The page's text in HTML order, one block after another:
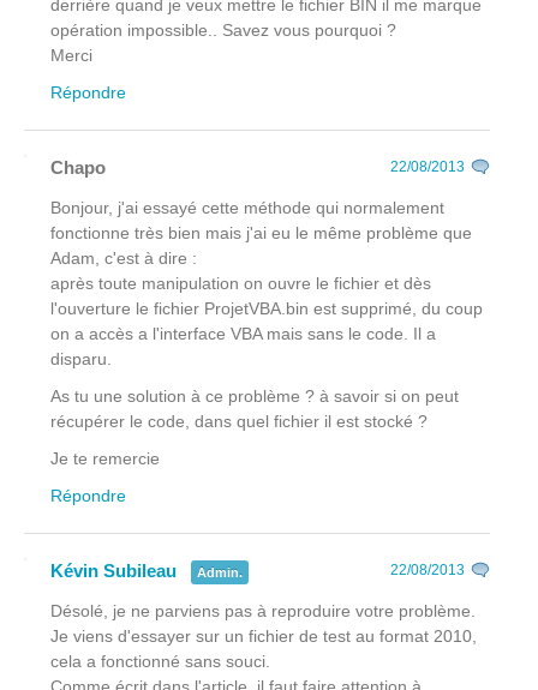
derrière quand je veux mettre le fichier BIN il me marque
opération impossible.. Savez vous pourquoi ?
Merci
Répondre
Chapo 22/08/2013
Bonjour, j'ai essayé cette méthode qui normalement
fonctionne très bien mais j'ai eu le même problème que
Adam, c'est à dire :
après toute manipulation on ouvre le fichier et dès
l'ouverture le fichier ProjetVBA.bin est supprimé, du coup
on a accès a l'interface VBA mais sans le code. Il a
disparu.
As tu une solution à ce problème ? à savoir si on peut
récupérer le code, dans quel fichier il est stocké ?
Je te remercie
Répondre
Kévin Subileau Admin. 22/08/2013
Désolé, je ne parviens pas à reproduire votre problème.
Je viens d'essayer sur un fichier de test au format 2010,
cela a fonctionné sans souci.
Comme écrit dans l'article, il faut faire attention à